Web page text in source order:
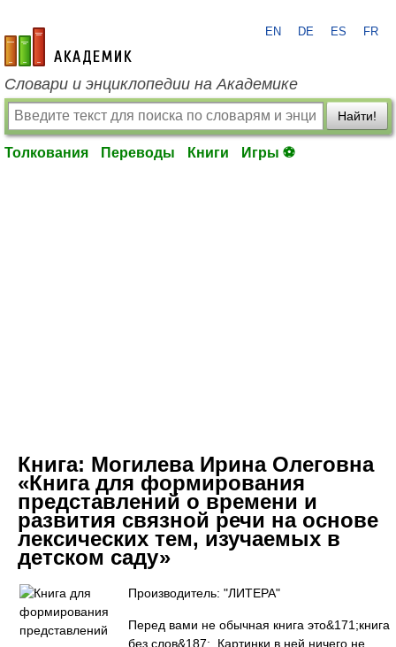
academic.ru
EN DE ES FR
Словари и энциклопедии на Академике
Найти!
Толкования Переводы Книги Игры ⚽
Книга: Могилева Ирина Олеговна
«Книга для формирования
представлений о времени и
развития связной речи на основе
лексических тем, изучаемых в
детском саду»
Производитель: "ЛИТЕРА"
Перед вами не обычная книга это&171;книга
без слов&187;. Картинки в ней ничего не